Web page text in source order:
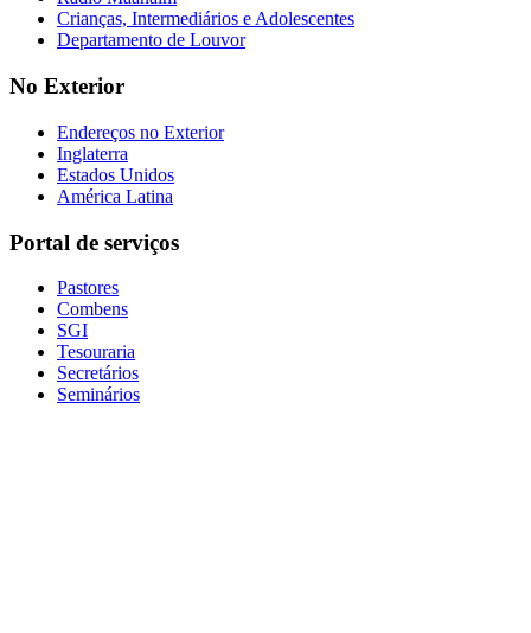
Crianças, Intermediários e Adolescentes
Departamento de Louvor
No Exterior
Endereços no Exterior
Inglaterra
Estados Unidos
América Latina
Portal de serviços
Pastores
Combens
SGI
Tesouraria
Secretários
Seminários